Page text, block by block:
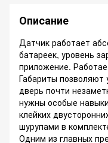
Описание
Датчик работает
батареек, уровень
приложение.
Габариты позволяют
дверь почти
нужны особые
клейких
шурупами в
Одним из главных